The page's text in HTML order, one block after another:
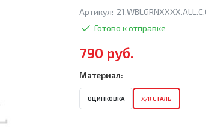
Артикул:
Готово к отправке
790 руб.
Материал:
ОЦИНКОВКА Х/К СТАЛЬ